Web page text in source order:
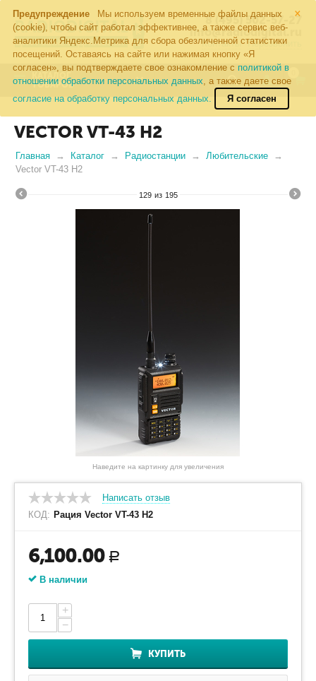
×
Предупреждение
Мы используем временные файлы данных
(cookie), чтобы сайт работал эффективнее, а также сервис веб-
аналитики Яндекс.Метрика для сбора обезличенной статистики
посещений. Оставаясь на сайте или нажимая кнопку «Я
согласен», вы подтверждаете свое ознакомление с политикой в
отношении обработки персональных данных, а также даете свое
согласие на обработку персональных данных.
Я согласен
8 (495) 502-57-27
info@radiodigital.ru
Контакты Перезвонить
КАТАЛОГ
ТОВАРОВ
VECTOR VT-43 H2
Главная Каталог Радиостанции
Любительские
Vector VT-43 H2
129 из 195
Наведите на картинку для увеличения
Написать отзыв
КОД: Рация Vector VT-43 H2
6,100.00 Р
В наличии
+
−
КУПИТЬ